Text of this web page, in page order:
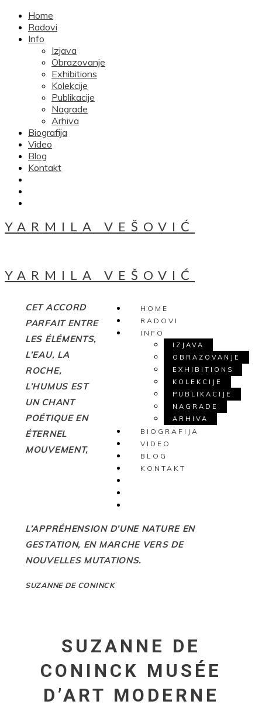
Home
Radovi
Info
Izjava
Obrazovanje
Exhibitions
Kolekcije
Publikacije
Nagrade
Arhiva
Biografija
Video
Blog
Kontakt
YARMILA VEŠOVIĆ
YARMILA VEŠOVIĆ
HOME
RADOVI
INFO
IZJAVA
OBRAZOVANJE
EXHIBITIONS
KOLEKCIJE
PUBLIKACIJE
NAGRADE
ARHIVA
BIOGRAFIJA
VIDEO
BLOG
KONTAKT
CET ACCORD
PARFAIT ENTRE
LES ÉLÉMENTS,
L’EAU, LA
ROCHE,
L’HUMUS EST
UN CHANT
POÉTIQUE EN
ÉTERNEL
MOUVEMENT,
L’APPRÉHENSION D’UNE NATURE EN
GESTATION, EN MARCHE VERS DE
NOUVELLES MUTATIONS.
SUZANNE DE CONINCK
SUZANNE DE
CONINCK MUSÉE
D’ART MODERNE